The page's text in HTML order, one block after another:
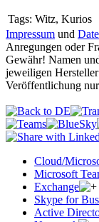
Tags: Witz, Kurios
Impressum und
Anregungen oder
Gewähr! Namen
jeweiligen
Veröffentlichung
Cloud/
Microsoft
Exchange
Skype for
Active